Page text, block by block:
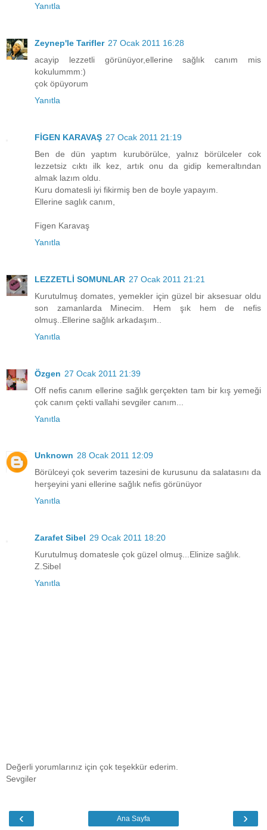
Yanıtla
Zeynep'le Tarifler 27 Ocak 2011 16:28
acayip lezzetli görünüyor,ellerine sağlık canım mis
kokulummm:)
çok öpüyorum
Yanıtla
FİGEN KARAVAŞ 27 Ocak 2011 21:19
Ben de dün yaptım kurubörülce, yalnız börülceler cok
lezzetsiz cıktı ilk kez, artık onu da gidip kemeraltından
almak lazım oldu.
Kuru domatesli iyi fikirmiş ben de boyle yapayım.
Ellerine saglık canım,
Figen Karavaş
Yanıtla
LEZZETLİ SOMUNLAR 27 Ocak 2011 21:21
Kurutulmuş domates, yemekler için güzel bir aksesuar oldu
son zamanlarda Minecim. Hem şık hem de nefis
olmuş..Ellerine sağlık arkadaşım..
Yanıtla
Özgen 27 Ocak 2011 21:39
Off nefis canım ellerine sağlık gerçekten tam bir kış yemeği
çok canım çekti vallahi sevgiler canım...
Yanıtla
Unknown 28 Ocak 2011 12:09
Börülceyi çok severim tazesini de kurusunu da salatasını da
herşeyini yani ellerine sağlık nefis görünüyor
Yanıtla
Zarafet Sibel 29 Ocak 2011 18:20
Kurutulmuş domatesle çok güzel olmuş...Elinize sağlık.
Z.Sibel
Yanıtla
Değerli yorumlarınız için çok teşekkür ederim.
Sevgiler
‹ ›
Ana Sayfa